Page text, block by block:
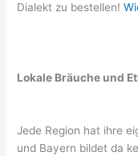
Dialekt zu bestellen!
Lokale Bräuche und
Jede Region hat ihre
und Bayern bildet da